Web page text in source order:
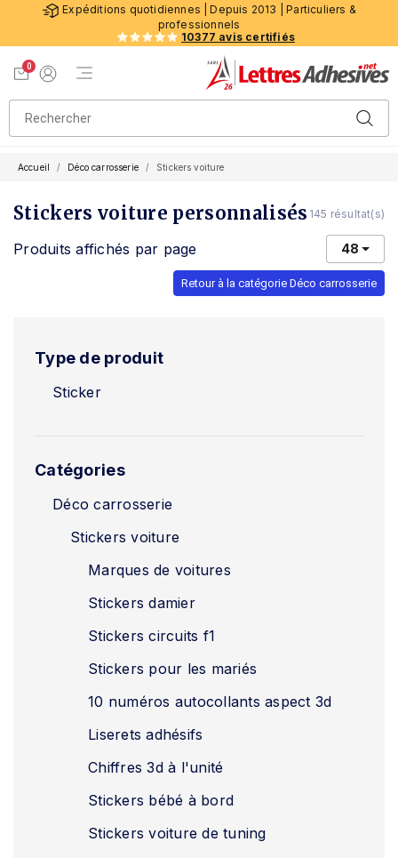
Expéditions quotidiennes | Depuis 2013 | Particuliers &
professionnels
10377 avis certifiés
0
Menu de navigation
Accueil Déco carrosserie Stickers voiture
Stickers voiture personnalisés 145 résultat(s)
Produits affichés par page 48
Retour à la catégorie Déco carrosserie
Type de produit
Sticker
Catégories
Déco carrosserie
Stickers voiture
Marques de voitures
Stickers damier
Stickers circuits f1
Stickers pour les mariés
10 numéros autocollants aspect 3d
Liserets adhésifs
Chiffres 3d à l'unité
Stickers bébé à bord
Stickers voiture de tuning